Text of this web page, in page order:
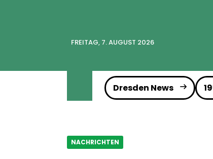
FREITAG, 7. AUGUST 2026
Dresden News
NACHRICHTEN